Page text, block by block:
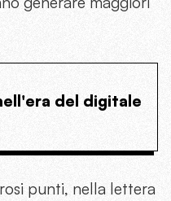
del digitale
punti, nella lettera